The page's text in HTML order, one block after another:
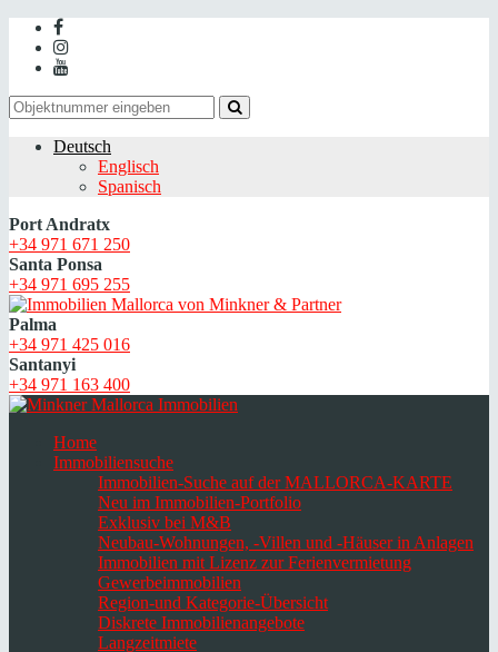
Deutsch
Englisch
Spanisch
Port Andratx
+34 971 671 250
Santa Ponsa
+34 971 695 255
Palma
+34 971 425 016
Santanyi
+34 971 163 400
Home
Immobiliensuche
Immobilien-Suche auf der MALLORCA-KARTE
Neu im Immobilien-Portfolio
Exklusiv bei M&B
Neubau-Wohnungen, -Villen und -Häuser in Anlagen
Immobilien mit Lizenz zur Ferienvermietung
Gewerbeimmobilien
Region-und Kategorie-Übersicht
Diskrete Immobilienangebote
Langzeitmiete